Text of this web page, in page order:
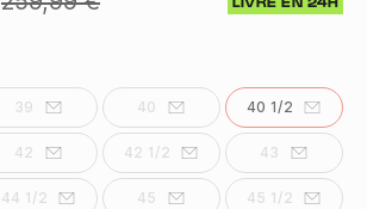
39 40 40 1/2
42 42 1/2 43
44 1/2 45 45 1/2